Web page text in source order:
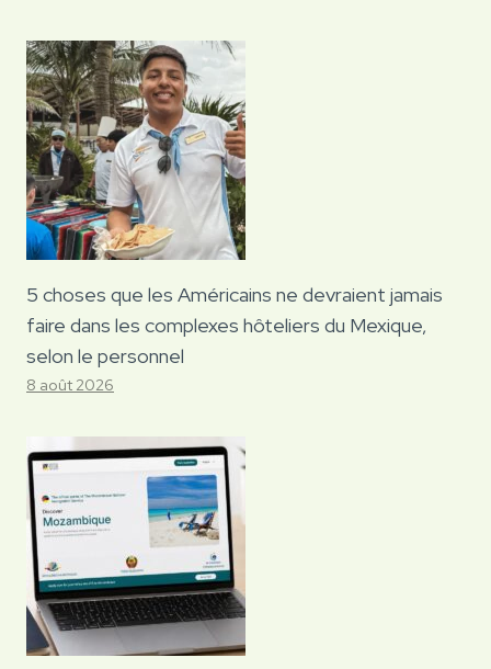
5 choses que les Américains ne devraient jamais
faire dans les complexes hôteliers du Mexique,
selon le personnel
8 août 2026